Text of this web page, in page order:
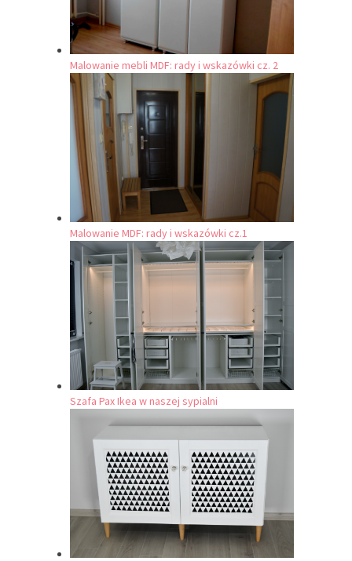
Malowanie mebli MDF: rady i wskazówki cz. 2
Malowanie MDF: rady i wskazówki cz.1
Szafa Pax Ikea w naszej sypialni